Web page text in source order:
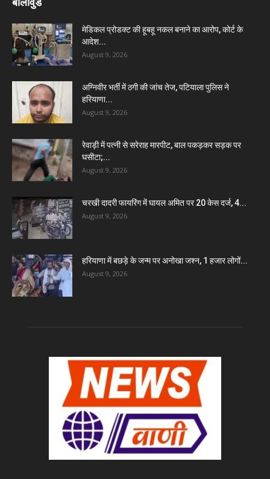
मेडिकल प्रोडक्ट की हूबहू नकल बनाने का आरोप, कोर्ट के
आदेश...
August 9, 2026
अग्निवीर भर्ती में ठगी की जांच तेज, पटियाला पुलिस ने
हरियाणा...
August 9, 2026
रेवाड़ी में पत्नी से सरेराह मारपीट, बाल पकड़कर सड़क पर
घसीटा;...
August 9, 2026
चरखी दादरी फायरिंग में घायल अमित पर 20 केस दर्ज, 4...
August 9, 2026
हरियाणा में बछड़े के जन्म पर अनोखा जश्न, 1 हजार लोगों...
August 9, 2026